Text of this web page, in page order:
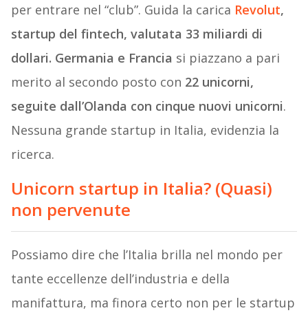
per entrare nel “club”. Guida la carica Revolut,
startup del fintech, valutata 33 miliardi di
dollari. Germania e Francia si piazzano a pari
merito al secondo posto con 22 unicorni,
seguite dall’Olanda con cinque nuovi unicorni.
Nessuna grande startup in Italia, evidenzia la
ricerca.
Unicorn startup in Italia? (Quasi)
non pervenute
Possiamo dire che l’Italia brilla nel mondo per
tante eccellenze dell’industria e della
manifattura, ma finora certo non per le startup